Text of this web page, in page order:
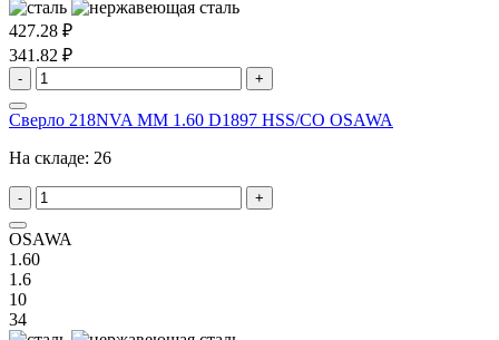
427.28 ₽
341.82 ₽
- +
Сверло 218NVA MM 1.60 D1897 HSS/CO OSAWA
На складе: 26
- +
OSAWA
1.60
1.6
10
34